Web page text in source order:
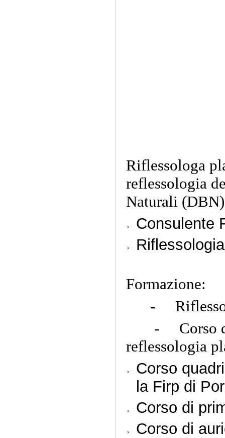
Riflessologa
reflessologia
Naturali (DBN)
Consulente
Formazione:
-
- Corso di
reflessologia
Corso
la Firp di
Corso di
Corso di